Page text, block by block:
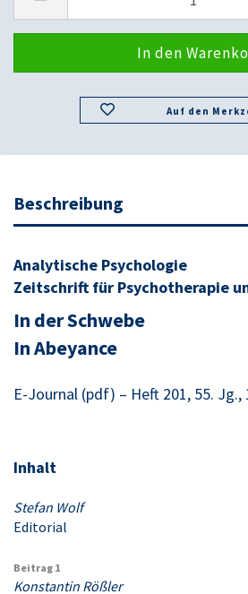
Auf den
Beschreibung
Analytische Psychologie
Zeitschrift für Psychotherapie
In der Schwebe
In Abeyance
E-Journal (pdf) – Heft 201, 55. Jg.,
Inhalt
Stefan Wolf
Editorial
Beitrag 1
Konstantin Rößler